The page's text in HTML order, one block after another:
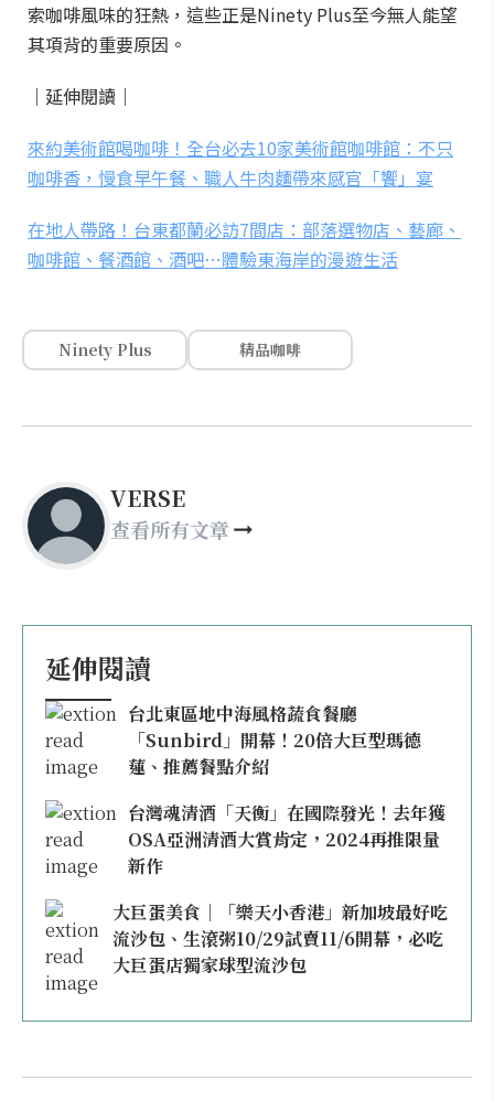
索咖啡風味的狂熱，這些正是Ninety Plus至今無人能望
其項背的重要原因。
｜延伸閱讀｜
來約美術館喝咖啡！全台必去10家美術館咖啡館：不只
咖啡香，慢食早午餐、職人牛肉麵帶來感官「饗」宴
在地人帶路！台東都蘭必訪7間店：部落選物店、藝廊、
咖啡館、餐酒館、酒吧⋯體驗東海岸的漫遊生活
Ninety Plus 精品咖啡
VERSE
查看所有文章
延伸閱讀
台北東區地中海風格蔬食餐廳
「Sunbird」開幕！20倍大巨型瑪德
蓮、推薦餐點介紹
台灣魂清酒「天衡」在國際發光！去年獲
OSA亞洲清酒大賞肯定，2024再推限量
新作
大巨蛋美食｜「樂天小香港」新加坡最好吃
流沙包、生滾粥10/29試賣11/6開幕，必吃
大巨蛋店獨家球型流沙包